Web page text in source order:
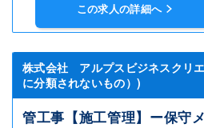
この求人の詳細へ
株式会社 アルプスビジネスクリ
に分類されないもの）)
管工事【施工管理】ー保守